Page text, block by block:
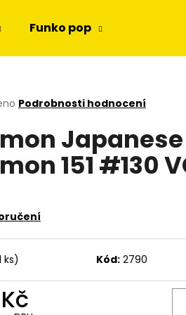
Funko pop Disney
Podrobnosti hodnocení
151 #130
ks) Kód: 2790